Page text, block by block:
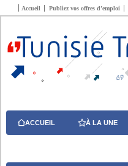
Accueil Publiez vos offres d’emploi
ACCUEIL À LA UNE